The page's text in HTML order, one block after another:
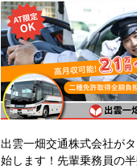
出雲一畑交通株式会社が
始します！先輩乗務員の